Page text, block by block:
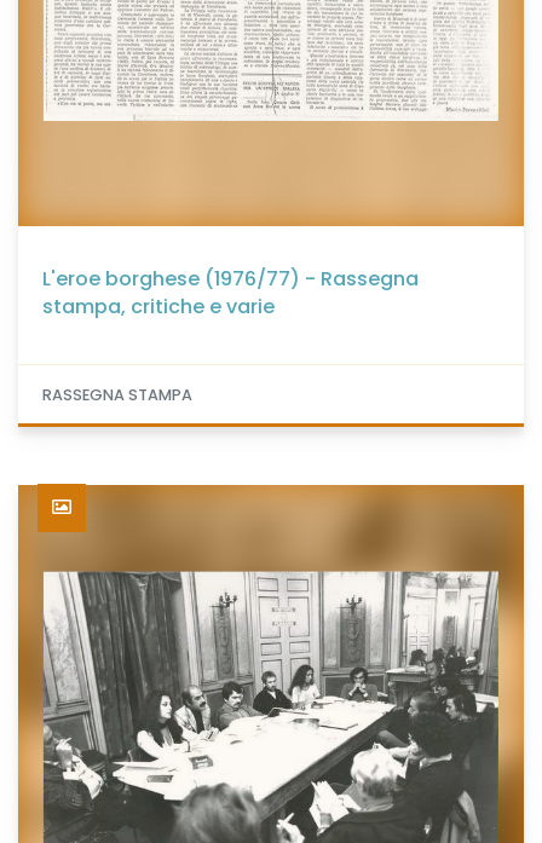
L'eroe borghese (1976/77) - Rassegna
stampa, critiche e varie
RASSEGNA STAMPA